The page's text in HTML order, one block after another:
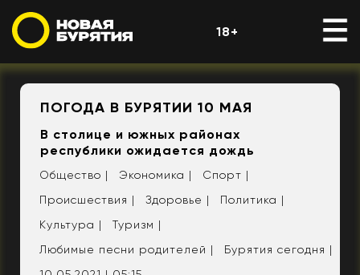
18+
ПОГОДА В БУРЯТИИ 10 МАЯ
В столице и южных районах
республики ожидается дождь
Общество | Экономика |
Спорт |
Происшествия |
Здоровье |
Политика |
Культура |
Туризм |
Любимые песни родителей |
Бурятия сегодня |